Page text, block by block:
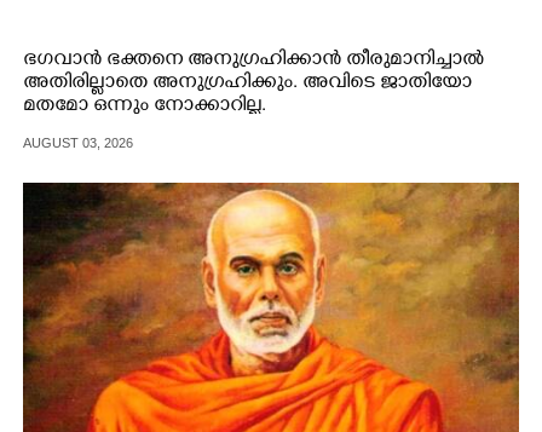
ഭഗവാൻ ഭക്തനെ അനുഗ്രഹിക്കാൻ തീരുമാനിച്ചാൽ
അതിരില്ലാതെ അനുഗ്രഹിക്കും. അവിടെ ജാതിയോ
മതമോ ഒന്നും നോക്കാറില്ല.
AUGUST 03, 2026